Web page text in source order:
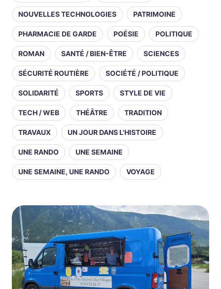
NOUVELLES TECHNOLOGIES PATRIMOINE
PHARMACIE DE GARDE POÉSIE POLITIQUE
ROMAN SANTÉ / BIEN-ÊTRE SCIENCES
SÉCURITÉ ROUTIÈRE SOCIÉTÉ / POLITIQUE
SOLIDARITÉ SPORTS STYLE DE VIE
TECH / WEB THÉÂTRE TRADITION
TRAVAUX UN JOUR DANS L'HISTOIRE
UNE RANDO UNE SEMAINE
UNE SEMAINE, UNE RANDO VOYAGE